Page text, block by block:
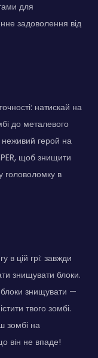
для
задоволення від
натискай на
до металевого
неживий герой на
щоб знищити
головоломку в
в цій грі: завжди
знищувати блоки.
знищувати —
твого зомбі.
зомбі на
він не впаде!